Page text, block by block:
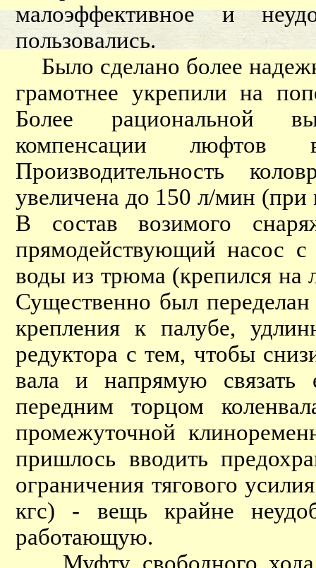
малоэффективное и
пользовались.
Было сделано более
грамотнее укрепили на
Более рациональной
компенсации люфтов
Производительность
увеличена до 150 л/мин (при
В состав возимого
прямодействующий насос
воды из трюма (крепился на
Существенно был
крепления к палубе,
редуктора с тем, чтобы
вала и напрямую
передним торцом
промежуточной
пришлось вводить
ограничения тягового
кгс) - вещь крайне
работающую.